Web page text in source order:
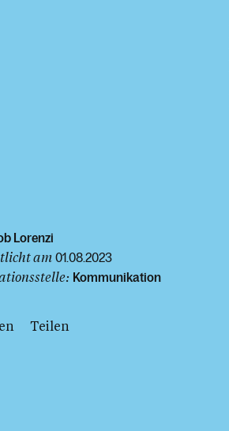
Lorenzi
am 01.08.2023
Kommunikation
Teilen